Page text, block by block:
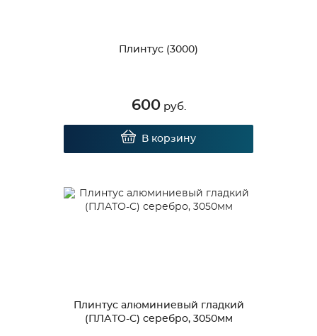
Плинтус (3000)
600руб.
В корзину
Плинтус алюминиевый гладкий
(ПЛАТО-С) серебро, 3050мм